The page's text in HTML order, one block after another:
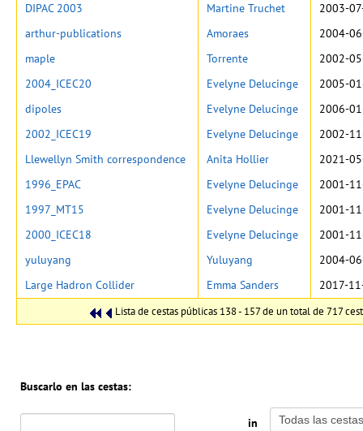
Lista de cestas públicas 138 - 157 de un total de 717
DIPAC 2003
Martine Truchet
2003-
arthur-publications
Amoraes
2004-
maple
Torrente
2002-
2004_ICEC20
Evelyne Delucinge
2005-
dipoles
Evelyne Delucinge
2006-
2002_ICEC19
Evelyne Delucinge
2002-
Llewellyn Smith correspondence
Anita Hollier
2021-
1996_EPAC
Evelyne Delucinge
2001-
1997_MT15
Evelyne Delucinge
2001-
2000_ICEC18
Evelyne Delucinge
2001-
yuluyang
Yuluyang
2004-
Large Hadron Collider
Emma Sanders 2017-
Buscarlo en las cestas:
in